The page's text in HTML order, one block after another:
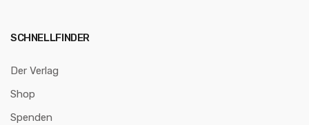
SCHNELLFINDER
Der Verlag
Shop
Spenden